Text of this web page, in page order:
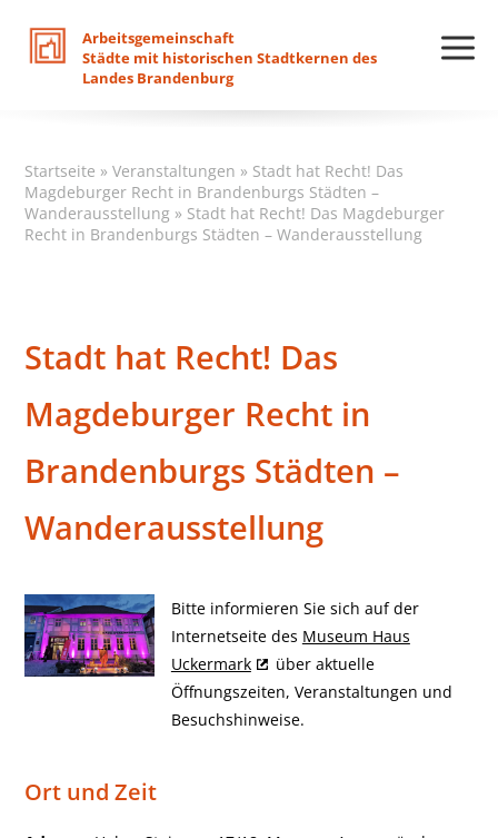
Arbeitsgemeinschaft
Städte mit historischen Stadtkernen des
Landes Brandenburg
Startseite »Veranstaltungen » Stadt hat Recht! Das
Magdeburger Recht in Brandenburgs Städten –
Wanderausstellung » Stadt hat Recht! Das Magdeburger
Recht in Brandenburgs Städten – Wanderausstellung
Stadt hat Recht! Das
Magdeburger Recht in
Brandenburgs Städten –
Wanderausstellung
Bitte informieren Sie sich auf der
Internetseite des Museum Haus
Uckermark
über aktuelle
Öffnungszeiten, Veranstaltungen und
Besuchshinweise.
Ort und Zeit